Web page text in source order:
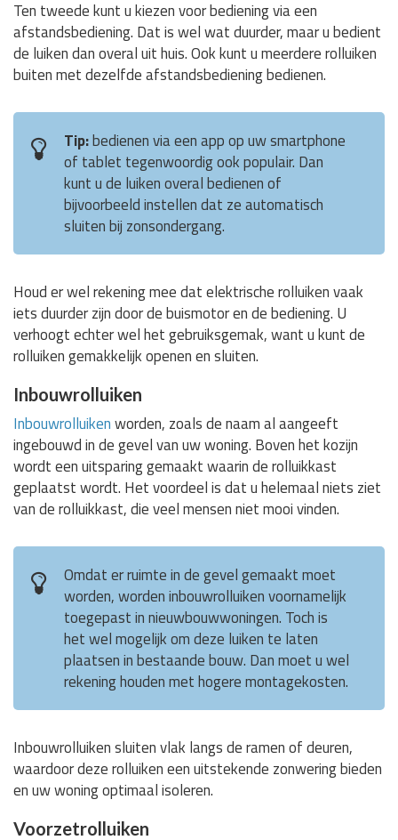
Ten tweede kunt u kiezen voor bediening via een
afstandsbediening. Dat is wel wat duurder, maar u bedient
de luiken dan overal uit huis. Ook kunt u meerdere rolluiken
buiten met dezelfde afstandsbediening bedienen.
Tip:bedienen via een app op uw smartphone
of tablet tegenwoordig ook populair. Dan
kunt u de luiken overal bedienen of
bijvoorbeeld instellen dat ze automatisch
sluiten bij zonsondergang.
Houd er wel rekening mee dat elektrische rolluiken vaak
iets duurder zijn door de buismotor en de bediening. U
verhoogt echter wel het gebruiksgemak, want u kunt de
rolluiken gemakkelijk openen en sluiten.
Inbouwrolluiken
Inbouwrolluikenworden, zoals de naam al aangeeft
ingebouwd in de gevel van uw woning. Boven het kozijn
wordt een uitsparing gemaakt waarin de rolluikkast
geplaatst wordt. Het voordeel is dat u helemaal niets ziet
van de rolluikkast, die veel mensen niet mooi vinden.
Omdat er ruimte in de gevel gemaakt moet
worden, worden inbouwrolluiken voornamelijk
toegepast in nieuwbouwwoningen. Toch is
het wel mogelijk om deze luiken te laten
plaatsen in bestaande bouw. Dan moet u wel
rekening houden met hogere montagekosten.
Inbouwrolluiken sluiten vlak langs de ramen of deuren,
waardoor deze rolluiken een uitstekende zonwering bieden
en uw woning optimaal isoleren.
Voorzetrolluiken